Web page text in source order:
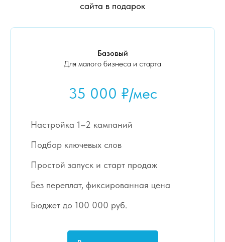
сайта в подарок
Базовый
Для малого бизнеса и старта
35 000 ₽/мес
Настройка 1–2 кампаний
Подбор ключевых слов
Простой запуск и старт продаж
Без переплат, фиксированная цена
Бюджет до 100 000 руб.